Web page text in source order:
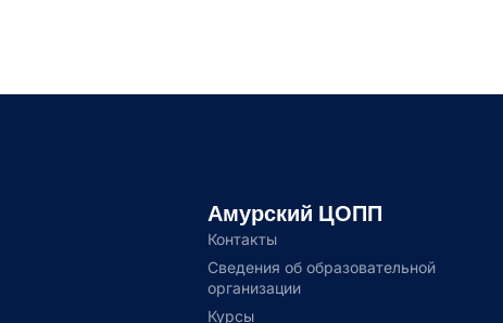
Амурский ЦОПП
Контакты
Сведения об образовательной
организации
Курсы